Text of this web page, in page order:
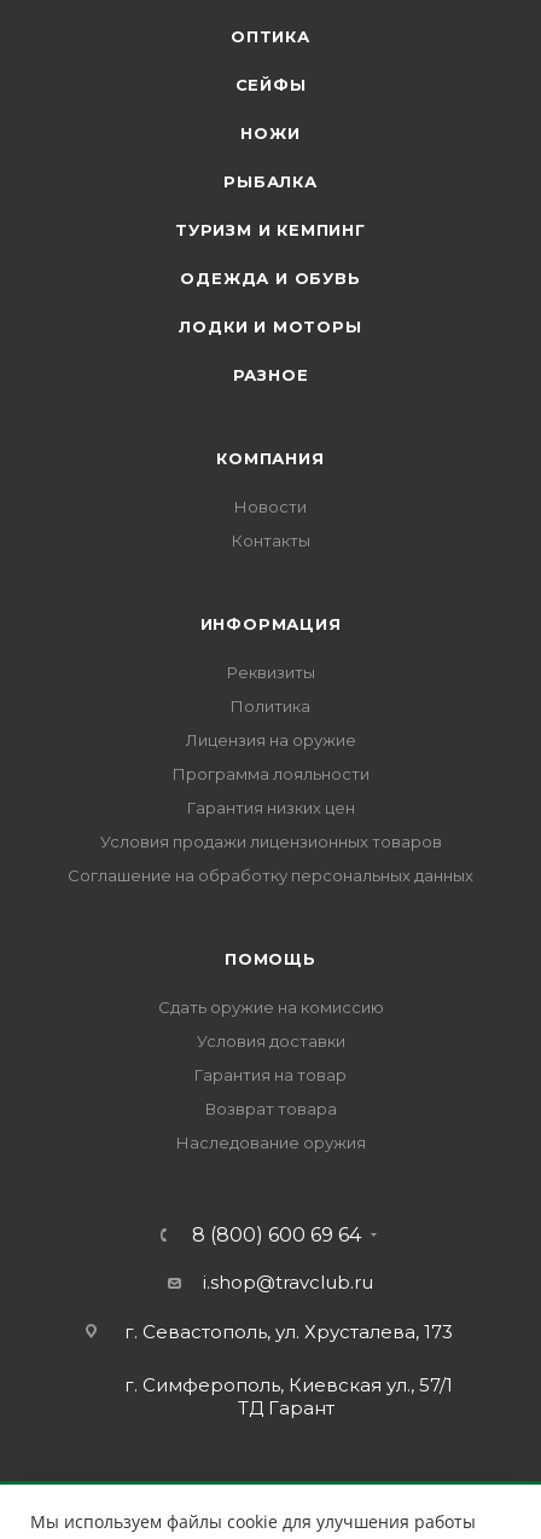
ОПТИКА
СЕЙФЫ
НОЖИ
РЫБАЛКА
ТУРИЗМ И КЕМПИНГ
ОДЕЖДА И ОБУВЬ
ЛОДКИ И МОТОРЫ
РАЗНОЕ
КОМПАНИЯ
Новости
Контакты
ИНФОРМАЦИЯ
Реквизиты
Политика
Лицензия на оружие
Программа лояльности
Гарантия низких цен
Условия продажи лицензионных товаров
Соглашение на обработку персональных данных
ПОМОЩЬ
Сдать оружие на комиссию
Условия доставки
Гарантия на товар
Возврат товара
Наследование оружия
8 (800) 600 69 64
i.shop@travclub.ru
г. Севастополь, ул. Хрусталева, 173
г. Симферополь, Киевская ул., 57/1
ТД Гарант
Мы используем файлы cookie для улучшения работы